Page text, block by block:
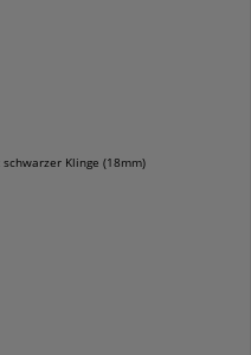
Klinge (18mm)